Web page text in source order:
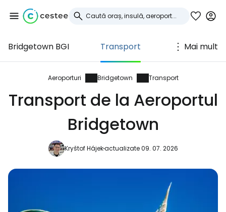
Bridgetown BGI Transport Mai mult
Aeroporturi Bridgetown Transport
Transport de la Aeroportul
Bridgetown
Kryštof Hájekactualizate 09. 07. 2026
Conectați-vă la
Cestee
... comunitatea mondială a călătorilor
Continuați cu Google